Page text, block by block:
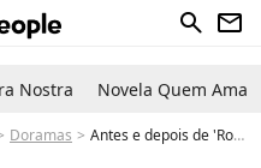
search newsletter
Nostra Novela Quem Ama
Doramas Antes e depois de 'Round 6': de careca a visual irreconhecível, veja como estão hoje os atores do elenco do dorama da Netflix